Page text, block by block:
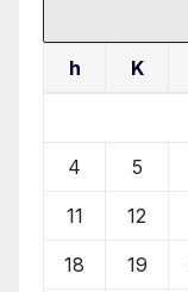
h K
4 5
11 12
18 19